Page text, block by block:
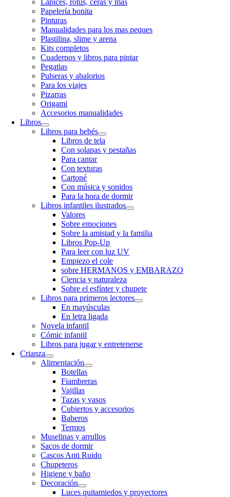
Lápices, rotus, ceras y más
Papelería bonita
Pinturas
Manualidades para los mas peques
Plastilina, slime y arena
Kits completos
Cuadernos y libros para pintar
Pegatias
Pulseras y abalorios
Para los viajes
Pizarras
Origami
Accesorios manualidades
Libros
Libros para bebés
Libros de tela
Con solapas y pestañas
Para cantar
Con texturas
Cartoné
Con música y sonidos
Para la hora de dormir
Libros infantiles ilustrados
Valores
Sobre emociones
Sobre la amistad y la familia
Libros Pop-Up
Para leer con luz UV
Empiezo el cole
sobre HERMANOS y EMBARAZO
Ciencia y naturaleza
Sobre el esfínter y chupete
Libros para primeros lectores
En mayúsculas
En letra ligada
Novela infantil
Cómic infantil
Libros para jugar y entretenerse
Crianza
Alimentación
Botellas
Fiambreras
Vajillas
Tazas y vasos
Cubiertos y accesorios
Baberos
Termos
Muselinas y arrullos
Sacos de dormir
Cascos Anti Ruido
Chupeteros
Higiene y baño
Decoración
Luces quitamiedos y proyectores